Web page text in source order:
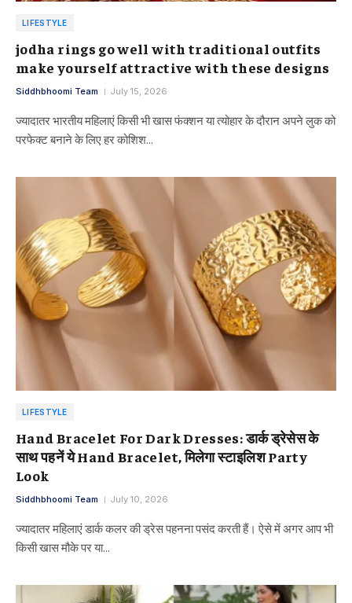
LIFESTYLE
jodha rings go well with traditional outfits
make yourself attractive with these designs
Siddhbhoomi Team July 15, 2026
ज्यादातर भारतीय महिलाएं किसी भी खास फंक्शन या त्योहार के दौरान अपने लुक को
परफेक्ट बनाने के लिए हर कोशिश…
LIFESTYLE
Hand Bracelet For Dark Dresses: डार्क ड्रेसेस के
साथ पहनें ये Hand Bracelet, मिलेगा स्टाइलिश Party
Look
Siddhbhoomi Team July 10, 2026
ज्यादातर महिलाएं डार्क कलर की ड्रेस पहनना पसंद करती हैं। ऐसे में अगर आप भी
किसी खास मौके पर या…